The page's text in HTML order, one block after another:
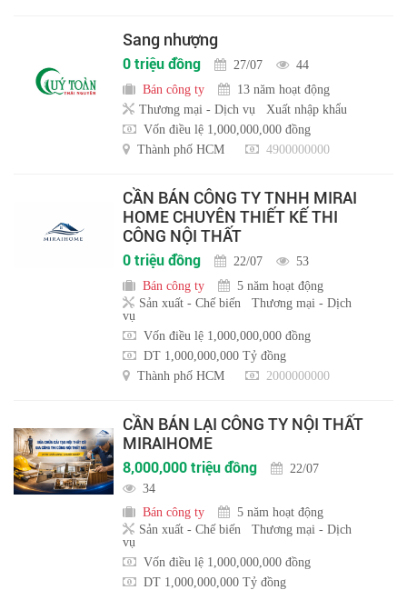
Sang nhượng
0 triệu đồng 27/07
44
Bán công ty
13 năm hoạt động
Thương mại - Dịch vụ
Xuất nhập khẩu
Vốn điều lệ 1,000,000,000 đồng
Thành phố HCM
4900000000
CẦN BÁN CÔNG TY TNHH MIRAI
HOME CHUYÊN THIẾT KẾ THI
CÔNG NỘI THẤT
0 triệu đồng 22/07
53
Bán công ty
5 năm hoạt động
Sản xuất - Chế biến
Thương mại - Dịch
vụ
Vốn điều lệ 1,000,000,000 đồng
DT 1,000,000,000 Tỷ đồng
Thành phố HCM
2000000000
CẦN BÁN LẠI CÔNG TY NỘI THẤT
MIRAIHOME
8,000,000 triệu đồng
22/07
34
Bán công ty
5 năm hoạt động
Sản xuất - Chế biến
Thương mại - Dịch
vụ
Vốn điều lệ 1,000,000,000 đồng
DT 1,000,000,000 Tỷ đồng